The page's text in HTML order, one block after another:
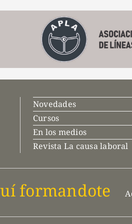
Novedades
Cursos
En los medios
Revista La causa laboral
formandote